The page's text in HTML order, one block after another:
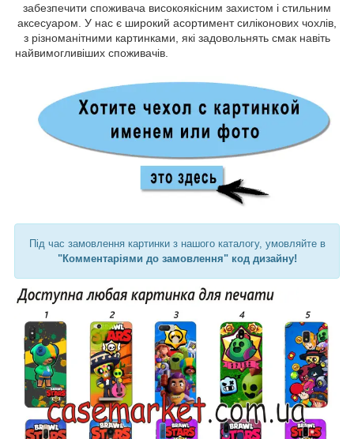
забезпечити споживача високоякісним захистом і стильним
аксесуаром. У нас є широкий асортимент силіконових чохлів,
з різноманітними картинками, які задовольнять смак навіть
найвимогливіших споживачів.
Під час замовлення картинки з нашого каталогу, умовляйте в
"Комментаріями до замовлення" код дизайну!